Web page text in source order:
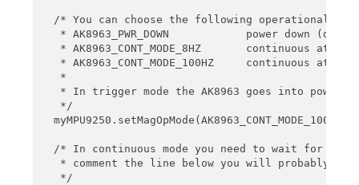
/* You can choose the following operational
* AK8963_PWR_DOWN            power down
* AK8963_CONT_MODE_8HZ       continuous at 8Hz
* AK8963_CONT_MODE_100HZ     continuous at
   *
* In trigger mode the AK8963 goes into power
   */
  myMPU9250.setMagOpMode(AK8963_CONT_MODE_100HZ);
/* In continuous mode you need to wait for
* comment the line below you will probably
   */